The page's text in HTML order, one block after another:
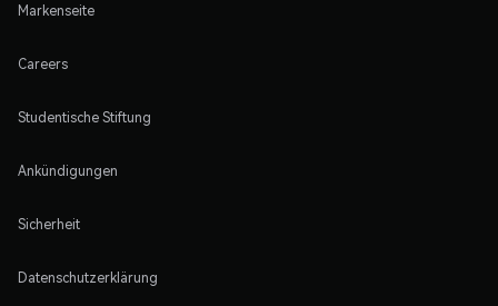
Markenseite
Careers
Studentische Stiftung
Ankündigungen
Sicherheit
Datenschutzerklärung